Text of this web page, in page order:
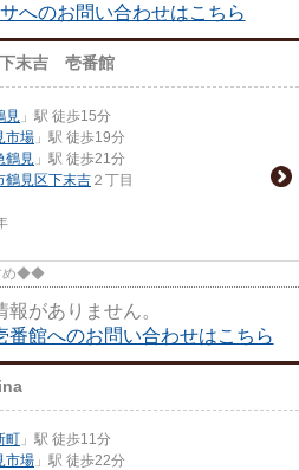
へのお問い合わせはこちら
末吉 壱番館
見 」駅 徒歩15分
市場 」駅 徒歩19分
鶴見 」駅 徒歩21分
鶴見区下末吉 ２丁目
め◆◆
報がありません。
館へのお問い合わせはこちら
町 」駅 徒歩11分
市場 」駅 徒歩22分